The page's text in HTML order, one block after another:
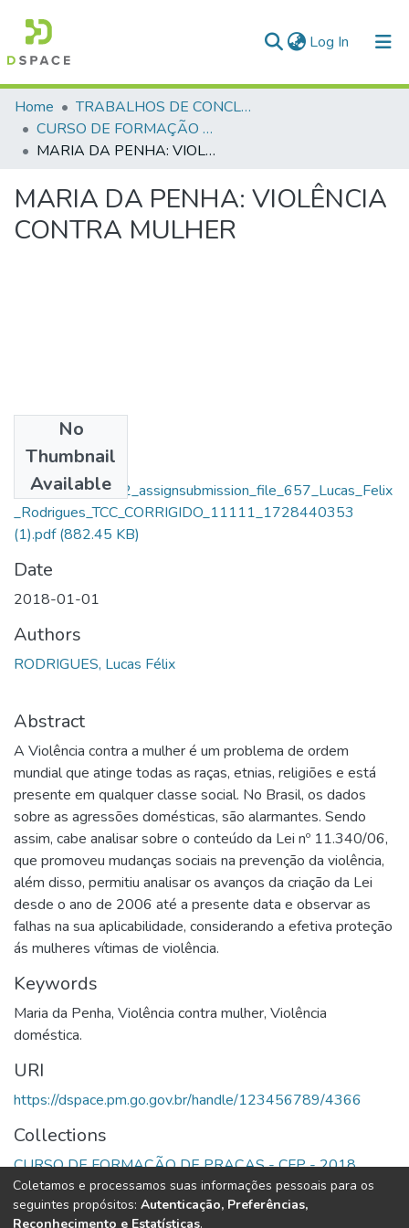
Log In (current)
Communities & Collections
All of DSpace
Home
TRABALHOS DE CONCLUSÃO DE CURSO - CFP (CURSO DE FORMAÇÃO DE PRAÇAS)
CURSO DE FORMAÇÃO DE PRAÇAS - CFP - 2018
MARIA DA PENHA: VIOLÊNCIA CONTRA MULHER
MARIA DA PENHA: VIOLÊNCIA
CONTRA MULHER
No
Thumbnail
Available
Lucas Felix
Rodrigues_14042_assignsubmission_file_657_Lucas_Felix
_Rodrigues_TCC_CORRIGIDO_11111_1728440353
(1).pdf(882.45 KB)
Date
2018-01-01
Authors
RODRIGUES, Lucas Félix
Abstract
A Violência contra a mulher é um problema de ordem
mundial que atinge todas as raças, etnias, religiões e está
presente em qualquer classe social. No Brasil, os dados
sobre as agressões domésticas, são alarmantes. Sendo
assim, cabe analisar sobre o conteúdo da Lei nº 11.340/06,
que promoveu mudanças sociais na prevenção da violência,
além disso, permitiu analisar os avanços da criação da Lei
desde o ano de 2006 até a presente data e observar as
falhas na sua aplicabilidade, considerando a efetiva proteção
ás mulheres vítimas de violência.
Keywords
Maria da Penha, Violência contra mulher, Violência
doméstica.
URI
https://dspace.pm.go.gov.br/handle/123456789/4366
Collections
CURSO DE FORMAÇÃO DE PRAÇAS - CFP - 2018
Full item page
Coletamos e processamos suas informações pessoais para os
seguintes propósitos: Autenticação, Preferências,
Reconhecimento e Estatísticas.